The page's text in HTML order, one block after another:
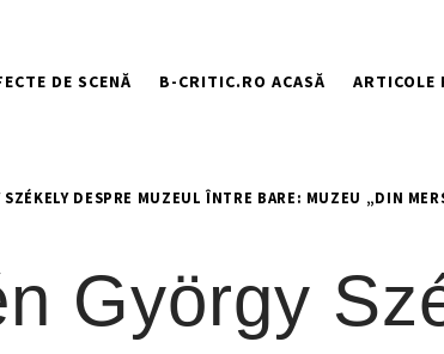
DE SCENĂ B-CRITIC.RO ACASĂ ARTICOLE
SZÉKELY DESPRE MUZEUL ÎNTRE BARE: MUZEU „DIN
György